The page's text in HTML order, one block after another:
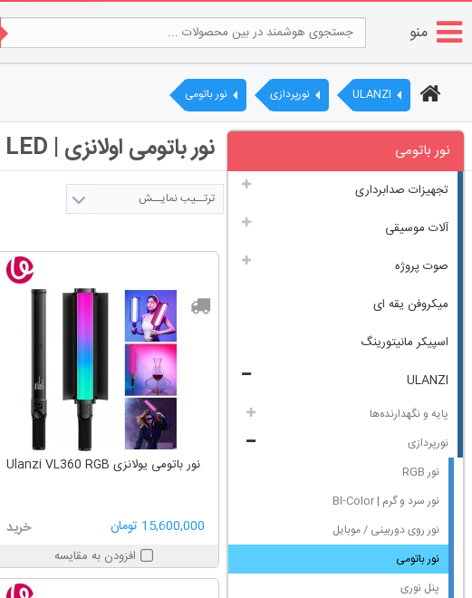
منو
ULANZI نورپردازی نور باتومی
نور باتومی اولانزی | LED قابل‌حمل
ترتــیب نمایــش
نور باتومی یولانزی Ulanzi VL360 RGB
15,600,000 تومان خرید
افزودن به مقایسه
نور باتومی
تجهیزات صدابرداری
آلات موسیقی
صوت پروژه
میکروفن یقه ای
اسپیکر مانیتورینگ
ULANZI
پایه و نگهدارنده‌ها
نورپردازی
نور RGB
نور سرد و گرم | BI-Color
نور روی‌ دوربینی / موبایل
نور باتومی
پنل نوری